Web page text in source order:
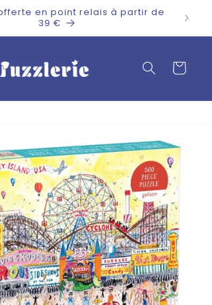
en point relais à partir de
39 €
Panier